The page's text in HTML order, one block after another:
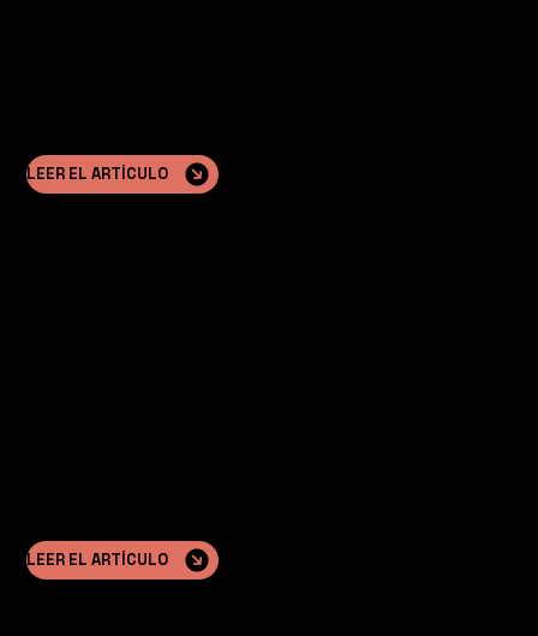
LEER EL ARTÍCULO
LEER EL ARTÍCULO